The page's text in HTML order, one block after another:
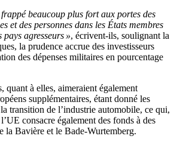
beaucoup plus fort aux portes des
et des personnes dans les États membres
agresseurs », écrivent-ils, soulignant la
la prudence accrue des investisseurs
des dépenses militaires en pourcentage
quant à elles, aimeraient également
supplémentaires, étant donné les
transition de l’industrie automobile, ce qui,
consacre également des fonds à des
la Bavière et le Bade-Wurtemberg.